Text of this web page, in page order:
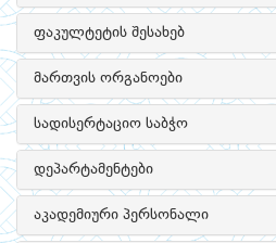
ფაკულტეტის შესახებ
მართვის ორგანოები
სადისერტაციო საბჭო
დეპარტამენტები
აკადემიური პერსონალი